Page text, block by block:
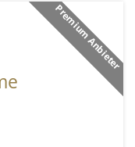
Premium Anbieter